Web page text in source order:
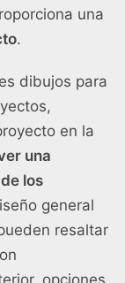
una
.
dibujos para
en la
una
los
general
resaltar